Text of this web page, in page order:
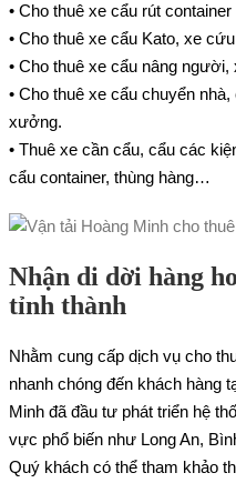
• Cho thuê xe cẩu rút container
• Cho thuê xe cẩu Kato, xe
• Cho thuê xe cẩu nâng
• Cho thuê xe cẩu chuyển
xưởng.
• Thuê xe cần cẩu, cẩu các
cẩu container, thùng hàng…
Nhận di dời hàng
tỉnh thành
Nhằm cung cấp dịch vụ cho
nhanh chóng đến khách hàng
Minh đã đầu tư phát triển hệ
vực phổ biến như Long An,
Quý khách có thể tham khảo